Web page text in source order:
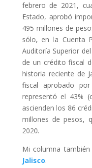
febrero de 2021,
Estado, aprobó
495 millones de
sólo, en la Cuenta
Auditoría Superior
de un crédito fiscal
historia reciente de
fiscal aprobado
representó el 43%
ascienden los 86
millones de pesos,
2020.
Mi columna
Jalisco.